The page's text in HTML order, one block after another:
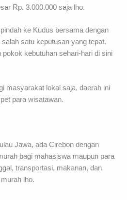
Rp. 3.000.000 saja lho.
ke Kudus bersama dengan
satu keputusan yang tepat.
pokok kebutuhan sehari-hari di sini
masyarakat lokal saja, daerah ini
para wisatawan.
Jawa, ada Cirebon dengan
bagi mahasiswa maupun para
transportasi, makanan, dan
lho.